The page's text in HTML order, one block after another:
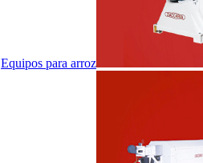
Equipos para arroz